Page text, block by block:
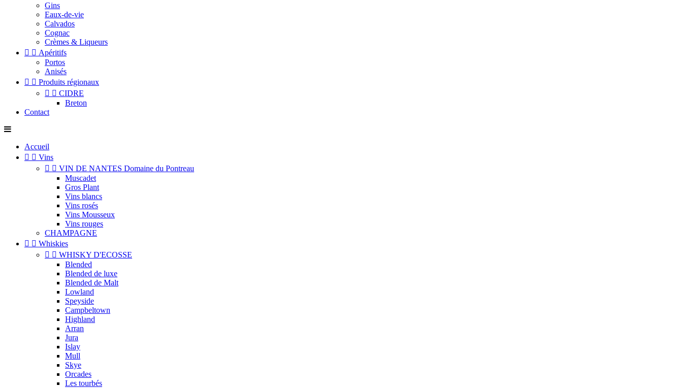
Gins
Eaux-de-vie
Calvados
Cognac
Crèmes & Liqueurs
  Apéritifs
Portos
Anisés
  Produits régionaux
  CIDRE
Breton
Contact
Accueil
  Vins
  VIN DE NANTES Domaine du Pontreau
Muscadet
Gros Plant
Vins blancs
Vins rosés
Vins Mousseux
Vins rouges
CHAMPAGNE
  Whiskies
  WHISKY D'ECOSSE
Blended
Blended de luxe
Blended de Malt
Lowland
Speyside
Campbeltown
Highland
Arran
Jura
Islay
Mull
Skye
Orcades
Les tourbés